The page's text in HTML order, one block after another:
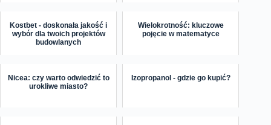
Kostbet - doskonała jakość i
wybór dla twoich projektów
budowlanych
Wielokrotność: kluczowe
pojęcie w matematyce
Nicea: czy warto odwiedzić to
urokliwe miasto?
Izopropanol - gdzie go kupić?